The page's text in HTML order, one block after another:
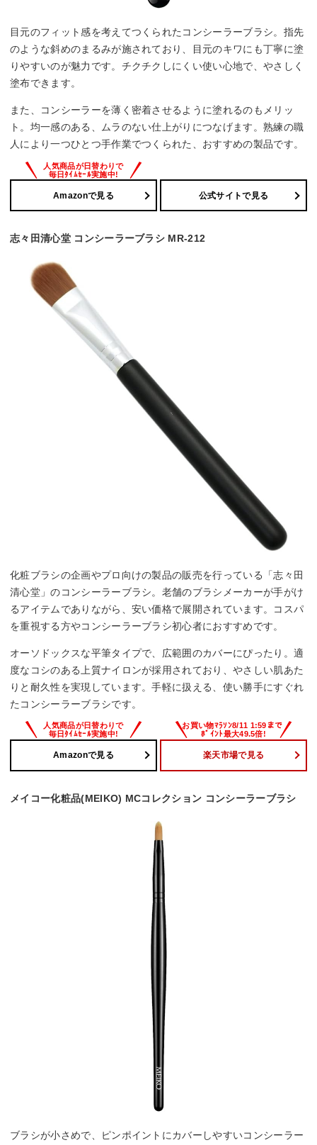
目元のフィット感を考えてつくられたコンシーラーブラシ。指先
のような斜めのまるみが施されており、目元のキワにも丁寧に塗
りやすいのが魅力です。チクチクしにくい使い心地で、やさしく
塗布できます。
また、コンシーラーを薄く密着させるように塗れるのもメリッ
ト。均一感のある、ムラのない仕上がりにつなげます。熟練の職
人により一つひとつ手作業でつくられた、おすすめの製品です。
Amazonで見る 公式サイトで見る
志々田清心堂 コンシーラーブラシ MR-212
化粧ブラシの企画やプロ向けの製品の販売を行っている「志々田
清心堂」のコンシーラーブラシ。老舗のブラシメーカーが手がけ
るアイテムでありながら、安い価格で展開されています。コスパ
を重視する方やコンシーラーブラシ初心者におすすめです。
オーソドックスな平筆タイプで、広範囲のカバーにぴったり。適
度なコシのある上質ナイロンが採用されており、やさしい肌あた
りと耐久性を実現しています。手軽に扱える、使い勝手にすぐれ
たコンシーラーブラシです。
Amazonで見る 楽天市場で見る
メイコー化粧品(MEIKO) MCコレクション コンシーラーブラシ
ブラシが小さめで、ピンポイントにカバーしやすいコンシーラー